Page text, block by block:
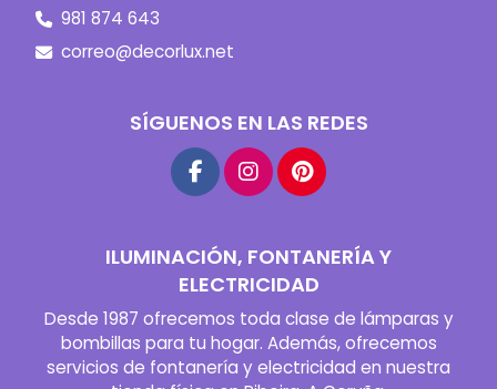
981 874 643
correo@decorlux.net
SÍGUENOS EN LAS REDES
ILUMINACIÓN, FONTANERÍA Y
ELECTRICIDAD
Desde 1987 ofrecemos toda clase de lámparas y
bombillas para tu hogar. Además, ofrecemos
servicios de fontanería y electricidad en nuestra